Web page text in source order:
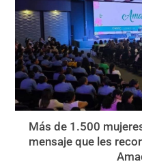
Más de 1.500
mensaje que les